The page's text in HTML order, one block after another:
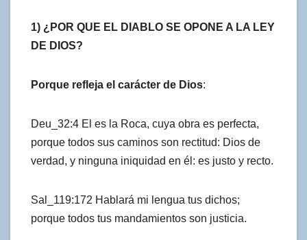
1) ¿POR QUE EL DIABLO SE OPONE A LA LEY
DE DIOS?
Porque refleja el carácter de Dios:
Deu_32:4 El es la Roca, cuya obra es perfecta,
porque todos sus caminos son rectitud: Dios de
verdad, y ninguna iniquidad en él: es justo y recto.
Sal_119:172 Hablará mi lengua tus dichos;
porque todos tus mandamientos son justicia.